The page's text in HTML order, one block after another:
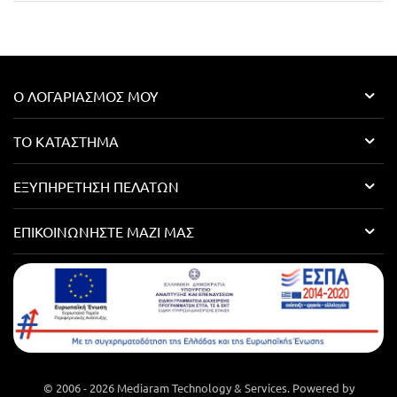
Ο ΛΟΓΑΡΙΑΣΜΌΣ ΜΟΥ
ΤΟ ΚΑΤΆΣΤΗΜΑ
ΕΞΥΠΗΡΈΤΗΣΗ ΠΕΛΑΤΏΝ
ΕΠΙΚΟΙΝΩΝΉΣΤΕ ΜΑΖΊ ΜΑΣ
© 2006 - 2026 Mediaram Technology & Services. Powered by